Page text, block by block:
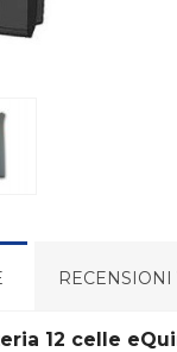
RECENSIONI
12 celle